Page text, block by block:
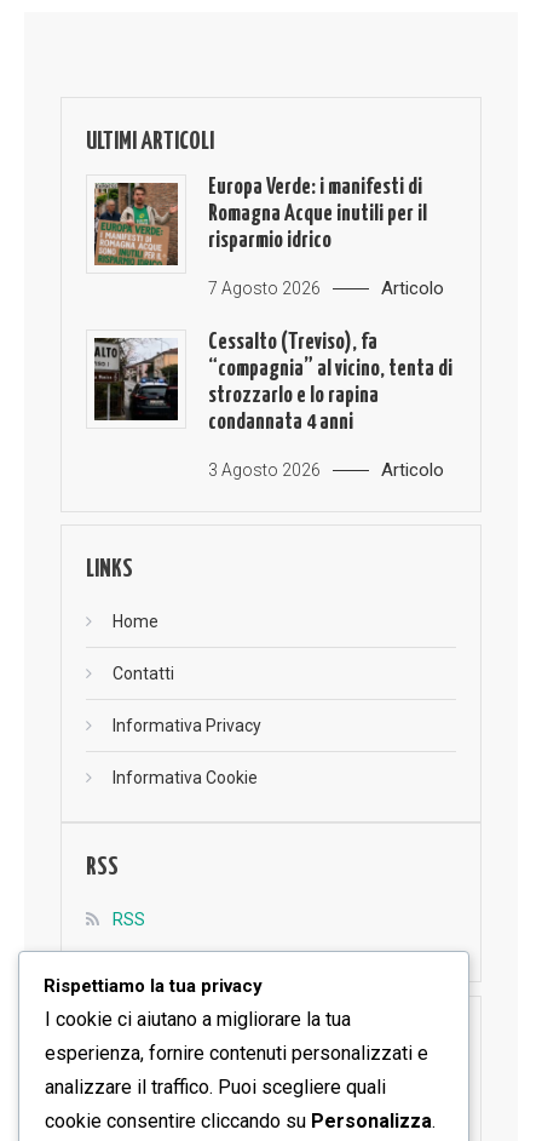
ULTIMI ARTICOLI
Europa Verde: i manifesti di
Romagna Acque inutili per il
risparmio idrico
7 Agosto 2026 Articolo
Cessalto (Treviso), fa
“compagnia” al vicino, tenta di
strozzarlo e lo rapina
condannata 4 anni
3 Agosto 2026 Articolo
LINKS
Home
Contatti
Informativa Privacy
Informativa Cookie
RSS
RSS
SEGUICI SU FACEBOOK
Rispettiamo la tua privacy
I cookie ci aiutano a migliorare la tua
esperienza, fornire contenuti personalizzati e
analizzare il traffico. Puoi scegliere quali
cookie consentire cliccando su Personalizza.